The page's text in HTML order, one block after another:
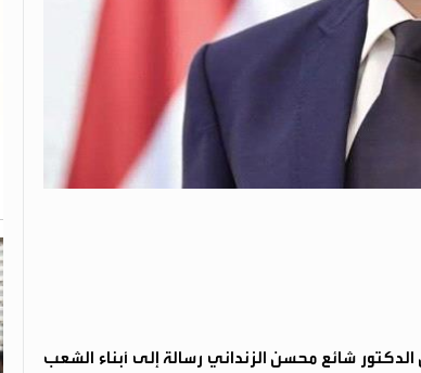
شائع محسن الزنداني رسالة إلى أبناء الشعب